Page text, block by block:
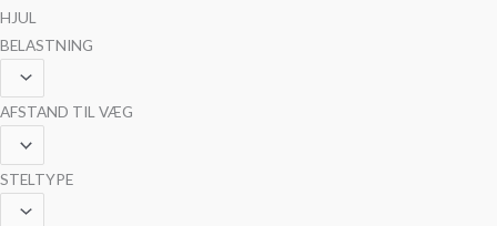
HJUL
BELASTNING
AFSTAND TIL VÆG
STELTYPE